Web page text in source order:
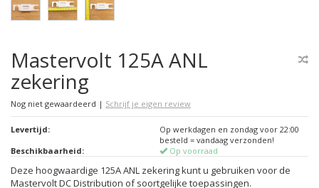
Mastervolt 125A ANL
zekering
Nog niet gewaardeerd | Schrijf je eigen review
Levertijd:
Op werkdagen en zondag voor 22:00
besteld = vandaag verzonden!
Beschikbaarheid:
Op voorraad
Deze hoogwaardige 125A ANL zekering kunt u gebruiken voor de
Mastervolt DC Distribution of soortgelijke toepassingen.